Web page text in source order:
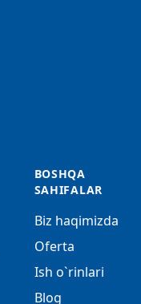
BOSHQA
SAHIFALAR
Biz haqimizda
Oferta
Ish o`rinlari
Blog